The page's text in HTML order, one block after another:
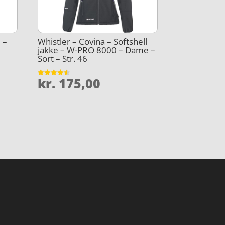
Whistler – Covina – Softshell
jakke – W-PRO 8000 – Dame –
Sort – Str. 46
Vurderet
4.5
kr. 175,00